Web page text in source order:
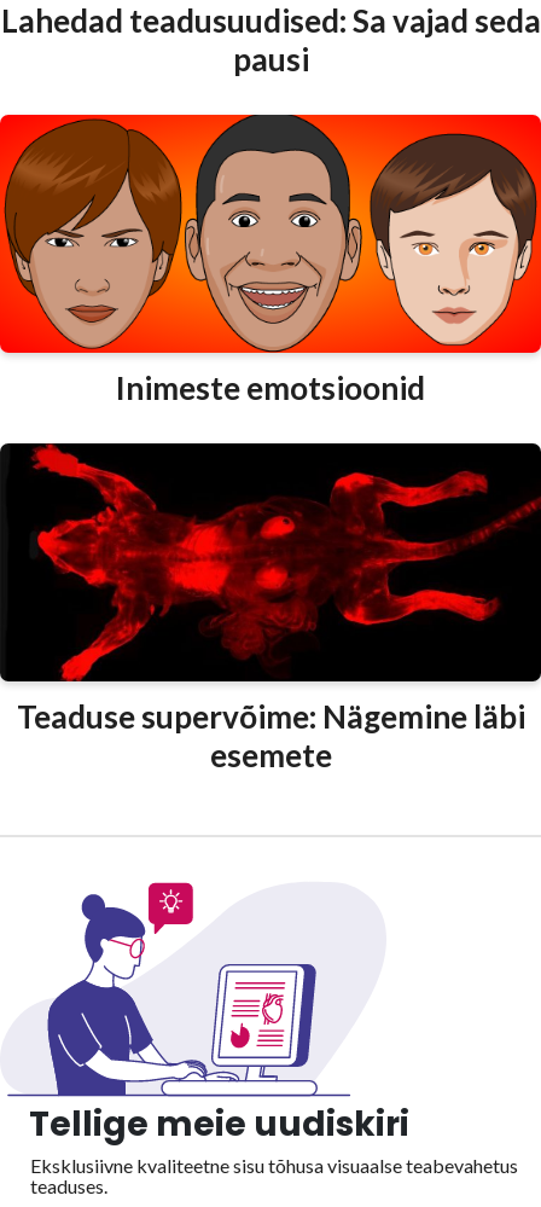
Lahedad teadusuudised: Sa vajad seda
pausi
Inimeste emotsioonid
Teaduse supervõime: Nägemine läbi
esemete
Tellige meie uudiskiri
Eksklusiivne kvaliteetne sisu tõhusa visuaalseteabevahetus
teaduses.